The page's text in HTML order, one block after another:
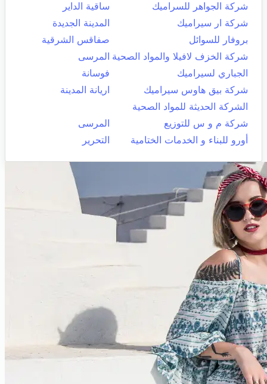
شركة الجواهر للسراميك
ساقية الداير
شركة ار سيراميك
المدينة الجديدة
بروفار للسوائل
صفاقس الشرقية
شركة الخزف لافيلا والمواد الصحية المرسى
الجباري لسيراميك
فوسانة
شركة بيق هاوس سيراميك
اريانة المدينة
الشركة الحديثة للمواد الصحية
شركة م و س للتوزيع
المرسى
أورو للبناء و الخدمات الختامية
التحرير